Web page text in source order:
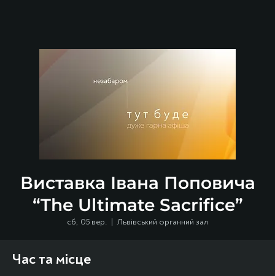
Виставка Івана Поповича
“The Ultimate Sacrifice”
сб, 05 вер.
  |
Львівський органний зал
Час та місце